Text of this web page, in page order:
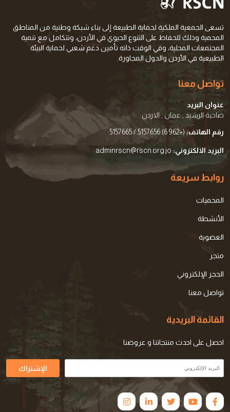
تسعى الجمعية الملكية لحماية الطبيعة إلى بناء شبكة وطنية من المناطق
المحمية وذلك للحفاظ على التنوع الحيوي في الأردن، وتتكامل مع تنمية
المجتمعات المحلية، وفي الوقت ذاته تأمين دعم شعبي لحماية البيئة
الطبيعية في الأردن والدول المجاورة.
تواصل معنا
عنوان البريد
ضاحية الرشيد , عمان , الاردن
رقم الهاتف: (+962 6) 5157656 / 5157665
البريد الالكتروني: adminrscn@rscn.org.jo
روابط سريعة
المحميات
الأنشطة
العضوية
متجر
الحجز الإلكتروني
تواصل معنا
القائمة البريدية
احصل على احدث منتجاتنا و عروضنا
الإشتراك